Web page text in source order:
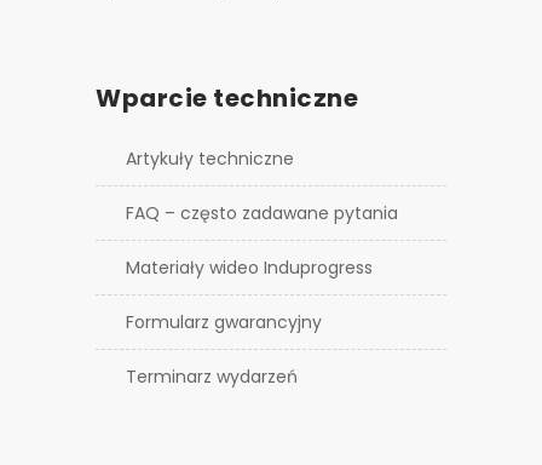
Wparcie techniczne
Artykuły techniczne
FAQ – często zadawane pytania
Materiały wideo Induprogress
Formularz gwarancyjny
Terminarz wydarzeń